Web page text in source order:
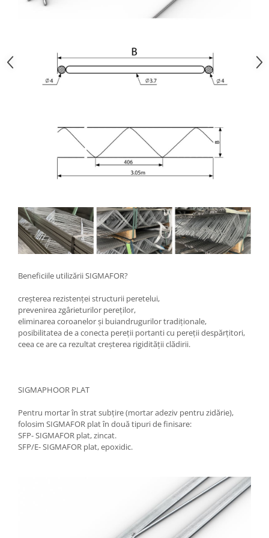
Beneficiile utilizării SIGMAFOR?
creșterea rezistenței structurii peretelui,
prevenirea zgârieturilor pereților,
eliminarea coroanelor și buiandrugurilor tradiționale,
posibilitatea de a conecta pereții portanti cu pereții despărțitori,
ceea ce are ca rezultat creșterea rigidității clădirii.
SIGMAPHOOR PLAT
Pentru mortar în strat subțire (mortar adeziv pentru zidărie),
folosim SIGMAFOR plat în două tipuri de finisare:
SFP- SIGMAFOR plat, zincat.
SFP/E- SIGMAFOR plat, epoxidic.